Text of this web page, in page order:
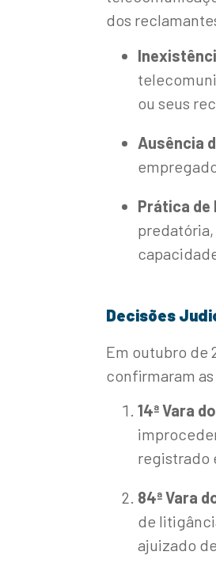
dos
ou seus
Ausência
Prática de
Decisões
Em outubro de
confirmaram
14ª Vara
registrado
84ª Vara
de
ajuizado